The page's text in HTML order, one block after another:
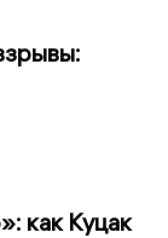
как Куцак